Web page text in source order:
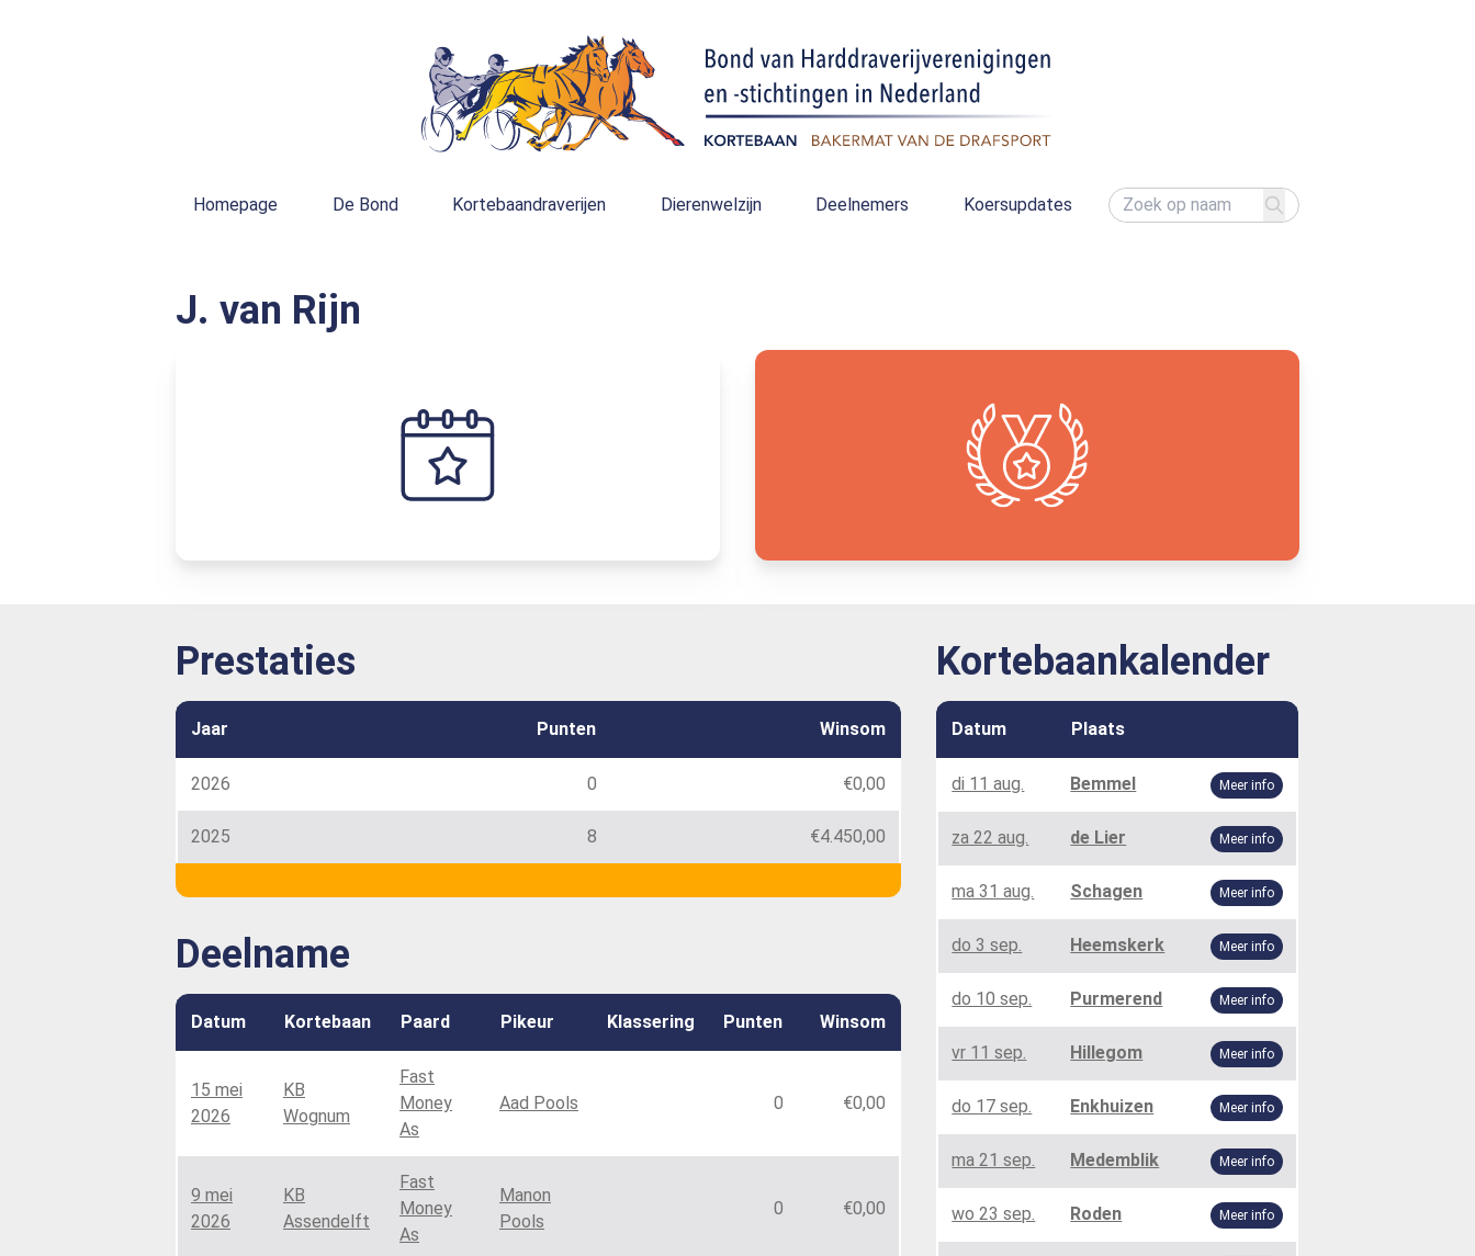
Homepage De Bond Kortebaandraverijen Dierenwelzijn Deelnemers Koersupdates
J. van Rijn
Prestaties
Jaar Punten Winsom
2026 0 €0,00
2025 8 €4.450,00
Deelname
Datum Kortebaan Paard Pikeur Klassering Punten Winsom
15 mei
2026
KB
Wognum
Fast
Money
As
Aad Pools 0 €0,00
9 mei
2026
KB
Assendelft
Fast
Money
As
Manon
Pools
0 €0,00
Kortebaankalender
Datum Plaats
di 11 aug. Bemmel Meer info
za 22 aug. de Lier Meer info
ma 31 aug. Schagen Meer info
do 3 sep. Heemskerk Meer info
do 10 sep. Purmerend Meer info
vr 11 sep. Hillegom Meer info
do 17 sep. Enkhuizen Meer info
ma 21 sep. Medemblik Meer info
wo 23 sep. Roden Meer info